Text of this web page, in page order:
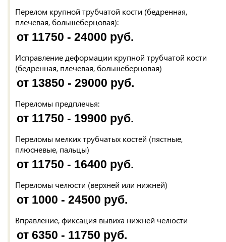
Перелом крупной трубчатой кости (бедренная,
плечевая, большеберцовая):
от 11750 - 24000 руб.
Исправление деформации крупной трубчатой кости
(бедренная, плечевая, большеберцовая)
от 13850 - 29000 руб.
Переломы предплечья:
от 11750 - 19900 руб.
Переломы мелких трубчатых костей (пястные,
плюсневые, пальцы)
от 11750 - 16400 руб.
Переломы челюсти (верхней или нижней)
от 1000 - 24500 руб.
Вправление, фиксация вывиха нижней челюсти
от 6350 - 11750 руб.